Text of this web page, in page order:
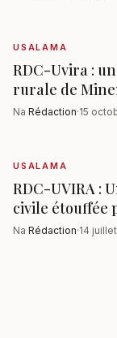
USALAMA
RDC-Uvira :
rurale de
Na Rédaction·15
USALAMA
RDC-UVIRA :
civile étouffée
Na Rédaction·14